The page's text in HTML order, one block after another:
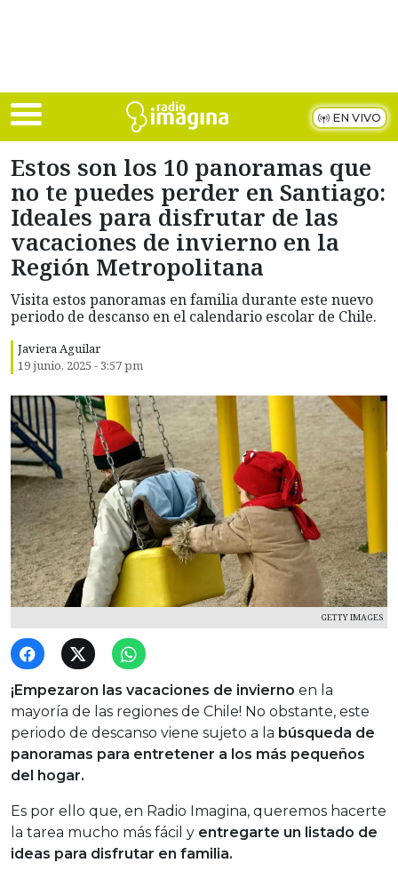
EN VIVO
Estos son los 10 panoramas que
no te puedes perder en Santiago:
Ideales para disfrutar de las
vacaciones de invierno en la
Región Metropolitana
Visita estos panoramas en familia durante este nuevo
periodo de descanso en el calendario escolar de Chile.
Javiera Aguilar
19 junio, 2025 - 3:57 pm
GETTY IMAGES
¡Empezaron las vacaciones de invierno en la
mayoría de las regiones de Chile! No obstante, este
periodo de descanso viene sujeto a la búsqueda de
panoramas para entretener a los más pequeños
del hogar.
Es por ello que, en Radio Imagina, queremos hacerte
la tarea mucho más fácil y entregarte un listado de
ideas para disfrutar en familia.